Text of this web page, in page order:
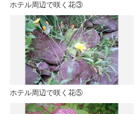
ホテル周辺で咲く花③
ホテル周辺で咲く花⑤